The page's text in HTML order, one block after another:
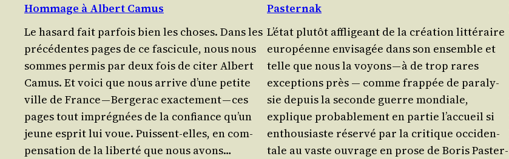
Hommage à Albert Camus
Le hasard fait par­fois bien les choses. Dans les
précédentes pages de ce fas­ci­cule, nous nous
sommes per­mis par deux fois de citer Albert
Camus. Et voi­ci que nous arrive d’une petite
ville de France — Ber­ge­rac exac­te­ment — ces
pages tout imprégnées de la confiance qu’un
jeune esprit lui voue. Puissent-elles, en com­
pen­sa­tion de la liber­té que nous avons…
Pasternak
L’état plu­tôt affli­geant de la créa­tion littéraire
euro­péenne envi­sa­gée dans son ensemble et
telle que nous la voyons — à de trop rares
excep­tions près — comme frap­pée de para­ly­
sie depuis la seconde guerre mondiale,
explique pro­ba­ble­ment en par­tie l’accueil si
enthou­siaste réservé par la cri­tique occi­den­
tale au vaste ouvrage en prose de Boris Pas­ter­